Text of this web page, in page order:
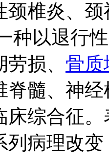
颈椎炎、
种以退行
损、 骨质
脊髓、神
床综合征。
列病理改